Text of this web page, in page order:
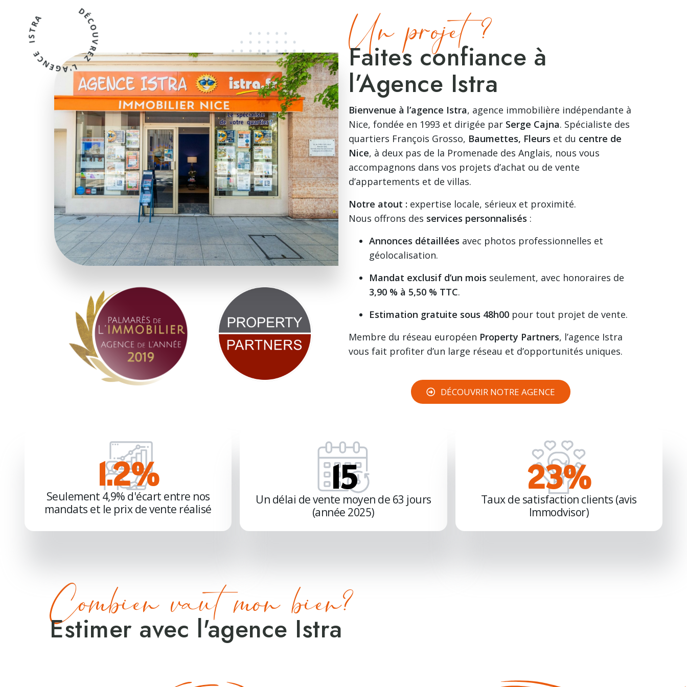
DÉCOUVREZ L'AGENCE ISTRA Un projet ?
Faites confiance à
l’Agence Istra
Bienvenue à l’agence Istra, agence immobilière indépendante à
Nice, fondée en 1993 et dirigée par Serge Cajna. Spécialiste des
quartiers François Grosso, Baumettes, Fleurs et du centre de
Nice, à deux pas de la Promenade des Anglais, nous vous
accompagnons dans vos projets d’achat ou de vente
d’appartements et de villas.
Notre atout : expertise locale, sérieux et proximité.
Nous offrons des services personnalisés :
Annonces détaillées avec photos professionnelles et
géolocalisation.
Mandat exclusif d’un mois seulement, avec honoraires de
3,90 % à 5,50 % TTC.
Estimation gratuite sous 48h00 pour tout projet de vente.
Membre du réseau européen Property Partners, l’agence Istra
vous fait profiter d’un large réseau et d’opportunités uniques.
DÉCOUVRIR NOTRE AGENCE
4.8%
Seulement 4,9% d'écart entre nos
mandats et le prix de vente réalisé
61
Un délai de vente moyen de 63 jours
(année 2025)
97%
Taux de satisfaction clients (avis
Immodvisor)
Combien vaut mon bien?
Estimer avec l'agence Istra